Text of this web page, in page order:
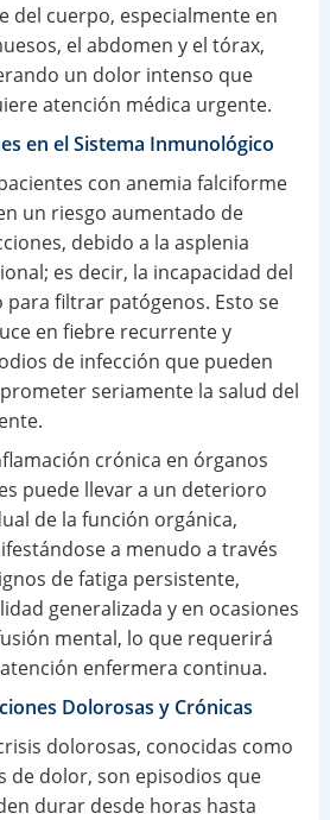
del cuerpo, especialmente en
el abdomen y el tórax,
un dolor intenso que
atención médica urgente.
en el Sistema Inmunológico
con anemia falciforme
un riesgo aumentado de
debido a la asplenia
es decir, la incapacidad del
para filtrar patógenos. Esto se
en fiebre recurrente y
de infección que pueden
seriamente la salud del
crónica en órganos
puede llevar a un deterioro
de la función orgánica,
a menudo a través
de fatiga persistente,
generalizada y en ocasiones
mental, lo que requerirá
enfermera continua.
Dolorosas y Crónicas
dolorosas, conocidas como
de dolor, son episodios que
durar desde horas hasta